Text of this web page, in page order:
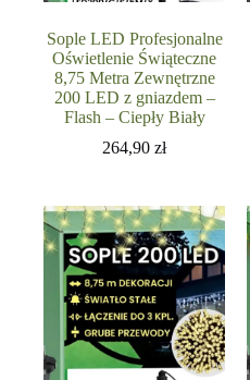
Sople LED Profesjonalne
Oświetlenie Świąteczne
8,75 Metra Zewnętrzne
200 LED z gniazdem –
Flash – Ciepły Biały
264,90zł